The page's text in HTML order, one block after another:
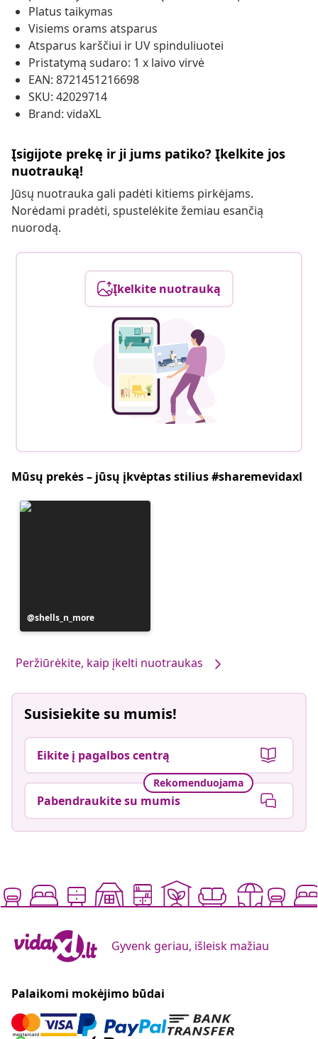
Platus taikymas
Visiems orams atsparus
Atsparus karščiui ir UV spinduliuotei
Pristatymą sudaro: 1 x laivo virvė
EAN: 8721451216698
SKU: 42029714
Brand: vidaXL
Įsigijote prekę ir ji jums patiko? Įkelkite jos
nuotrauką!
Jūsų nuotrauka gali padėti kitiems pirkėjams.
Norėdami pradėti, spustelėkite žemiau esančią
nuorodą.
Įkelkite nuotrauką
Mūsų prekės – jūsų įkvėptas stilius #sharemevidaxl
Įrašą
paskelbė
shells_n_more
Peržiūrėkite, kaip įkelti nuotraukas
Susisiekite su mumis!
Eikite į pagalbos centrą
Rekomenduojama
Pabendraukite su mumis
Gyvenk geriau, išleisk mažiau
Palaikomi mokėjimo būdai